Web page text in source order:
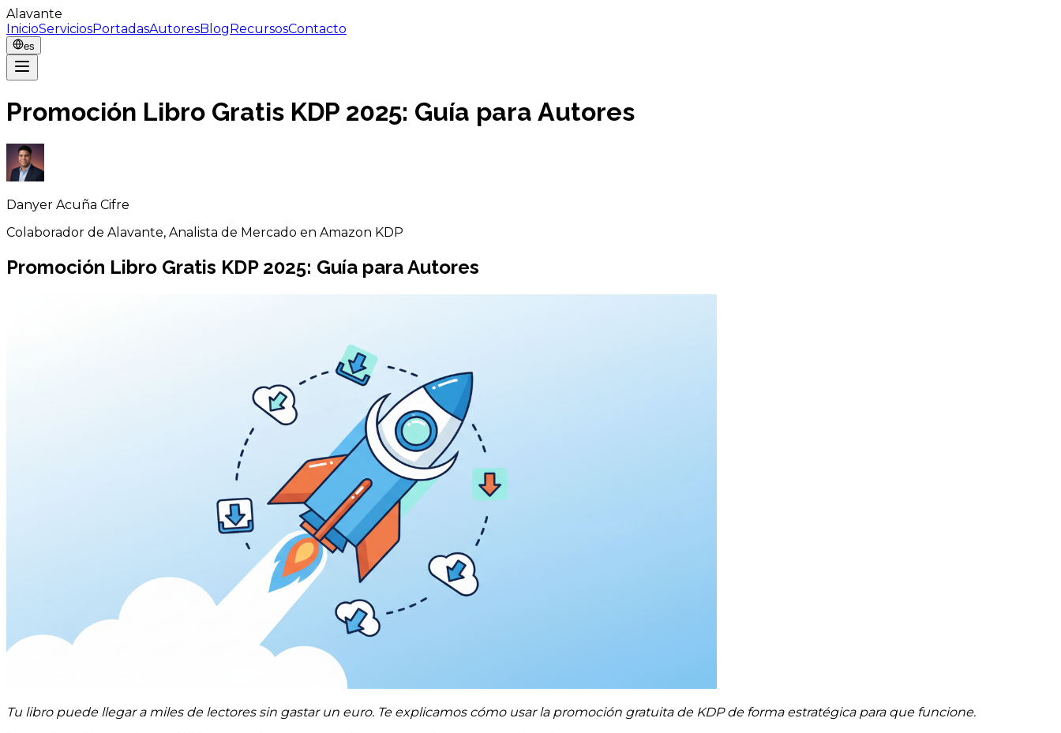
Alavante
InicioServiciosPortadasAutoresBlogRecursosContacto
es
Promoción Libro Gratis KDP 2025: Guía para Autores
Danyer Acuña Cifre
Colaborador de Alavante, Analista de Mercado en Amazon KDP
Promoción Libro Gratis KDP 2025: Guía para Autores
Tu libro puede llegar a miles de lectores sin gastar un euro. Te explicamos cómo usar la promoción gratuita de KDP de forma estratégica para que funcione.